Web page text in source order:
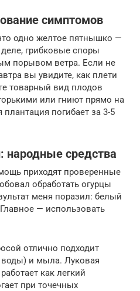
симптомов
одно желтое пятнышко —
грибковые споры
порывом ветра. Если не
вы увидите, как плети
товарный вид плодов
или гниют прямо на
плантация погибает за 3-5
народные средства
приходят проверенные
обработать огурцы
меня поразил: белый
— использовать
отлично подходит
воды) и мыла. Луковая
как легкий
при точечных